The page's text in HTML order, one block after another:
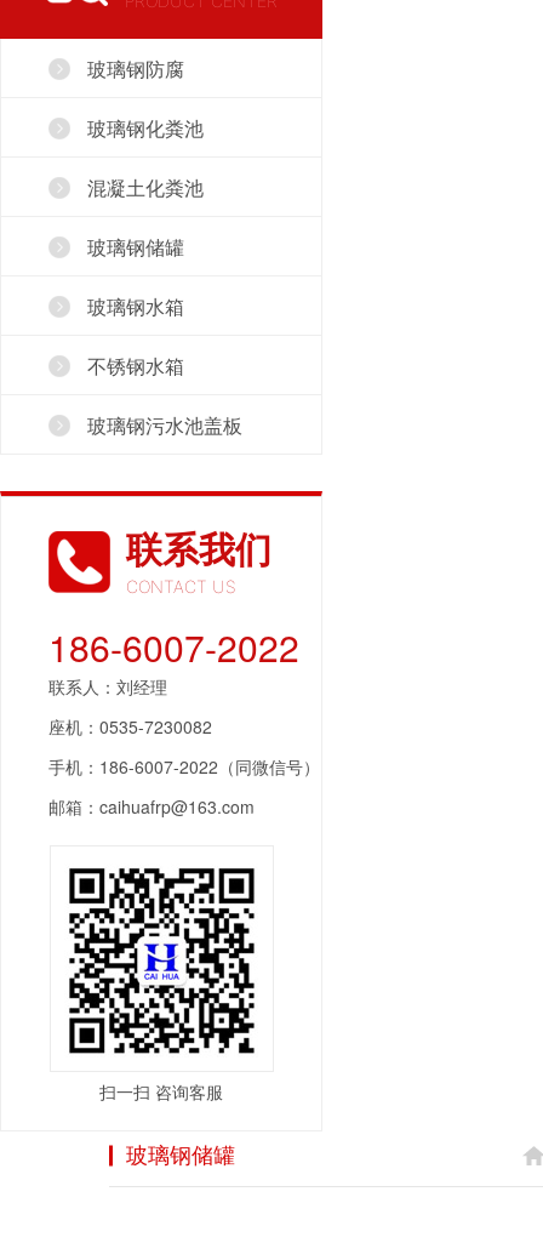
玻璃钢防腐
玻璃钢化粪池
混凝土化粪池
玻璃钢储罐
玻璃钢水箱
不锈钢水箱
玻璃钢污水池盖板
联系我们
CONTACT US
186-6007-2022
联系人：刘经理
座机：0535-7230082
手机：186-6007-2022（同微信号）
邮箱：caihuafrp@163.com
扫一扫 咨询客服
玻璃钢储罐